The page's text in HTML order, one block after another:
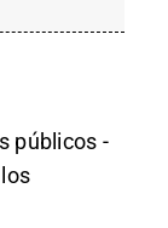
públicos -